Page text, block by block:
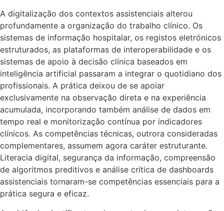
A digitalização dos contextos assistenciais alterou
profundamente a organização do trabalho clínico. Os
sistemas de informação hospitalar, os registos eletrónicos
estruturados, as plataformas de interoperabilidade e os
sistemas de apoio à decisão clínica baseados em
inteligência artificial passaram a integrar o quotidiano dos
profissionais. A prática deixou de se apoiar
exclusivamente na observação direta e na experiência
acumulada, incorporando também análise de dados em
tempo real e monitorização contínua por indicadores
clínicos. As competências técnicas, outrora consideradas
complementares, assumem agora caráter estruturante.
Literacia digital, segurança da informação, compreensão
de algoritmos preditivos e análise crítica de dashboards
assistenciais tornaram-se competências essenciais para a
prática segura e eficaz.